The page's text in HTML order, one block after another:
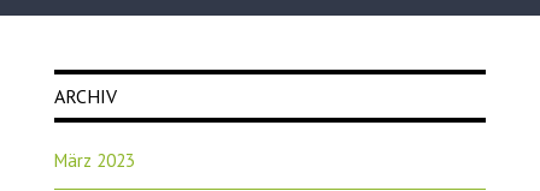
ARCHIV
März 2023